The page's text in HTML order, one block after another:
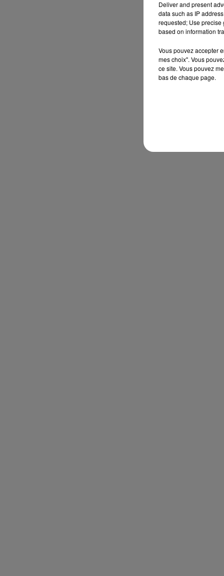
Deliver and present
data such as IP
requested; Use precise
based on information
Vous pouvez accepter
mes choix". Vous
ce site. Vous pouvez
bas de chaque page.